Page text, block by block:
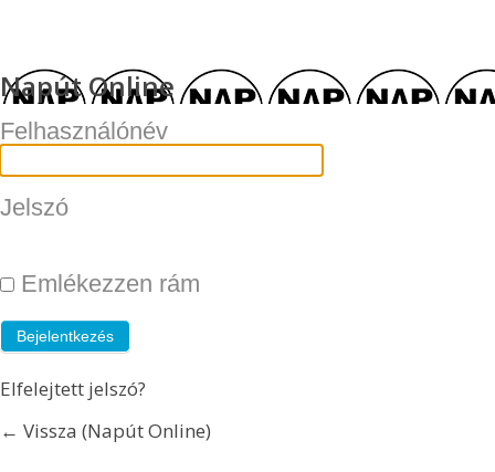
Napút Online
Felhasználónév
Jelszó
Emlékezzen rám
Elfelejtett jelszó?
← Vissza (Napút Online)